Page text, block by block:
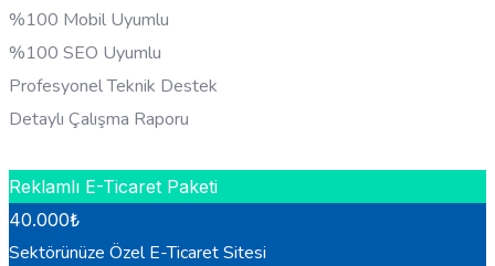
%100 Mobil Uyumlu
%100 SEO Uyumlu
Profesyonel Teknik Destek
Detaylı Çalışma Raporu
Reklamlı E-Ticaret Paketi
40.000₺
Sektörünüze Özel E-Ticaret Sitesi